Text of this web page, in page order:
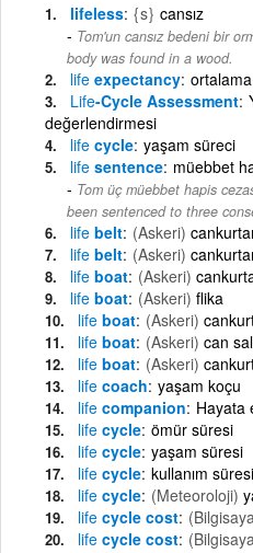
lifeless {s} cansız
Tom'un cansız bedeni bir
body was found in a wood.
life expectancy
Life-Cycle Assessment
değerlendirmesi
life cycle yaşam süreci
life sentence müebbet
Tom üç müebbet hapis
been sentenced to three
life belt (Askeri)
life belt (Askeri)
life boat (Askeri)
life boat (Askeri) flika
life boat (Askeri)
life boat (Askeri) can
life boat (Askeri)
life coach yaşam koçu
life companion Hayata
life cycle ömür süresi
life cycle yaşam süresi
life cycle kullanım süresi
life cycle (Meteoroloji)
life cycle cost
life cycle cost